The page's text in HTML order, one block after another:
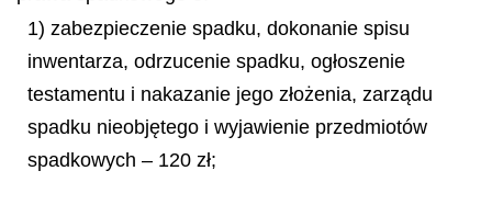
1) zabezpieczenie spadku, dokonanie spisu
inwentarza, odrzucenie spadku, ogłoszenie
testamentu i nakazanie jego złożenia, zarządu
spadku nieobjętego i wyjawienie przedmiotów
spadkowych – 120 zł;